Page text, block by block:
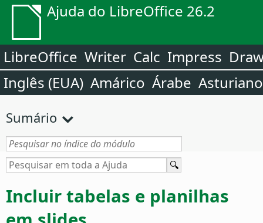
Ajuda do LibreOffice 26.2
LibreOffice Writer Calc Impress
Inglês (EUA) Amárico Árabe Asturiano
Sumário
Incluir tabelas e planilhas